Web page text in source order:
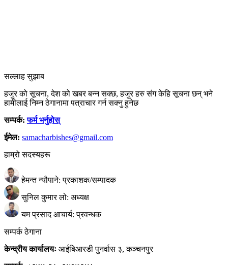
सल्लाह सुझाब
हजुर को सूचना, देश को खबर बन्न सक्छ, हजुर हरु संग केहि सूचना छन् भने
हामीलाई निम्न ठेगानामा पत्राचार गर्न सक्नु हुनेछ
सम्पर्क:फर्म भर्नुहोस्
ईमेल: samacharbishes@gmail.com
हाम्रो सदस्यहरू
हेमन्त न्यौपाने: प्रकाशक/सम्पादक
सुनिल कुमार लो: अध्यक्ष
यम प्रसाद आचार्य: प्रवन्धक
सम्पर्क ठेगाना
केन्द्रीय कार्यालयः आईबिआरडी पुनर्वास ३, कञ्चनपुर